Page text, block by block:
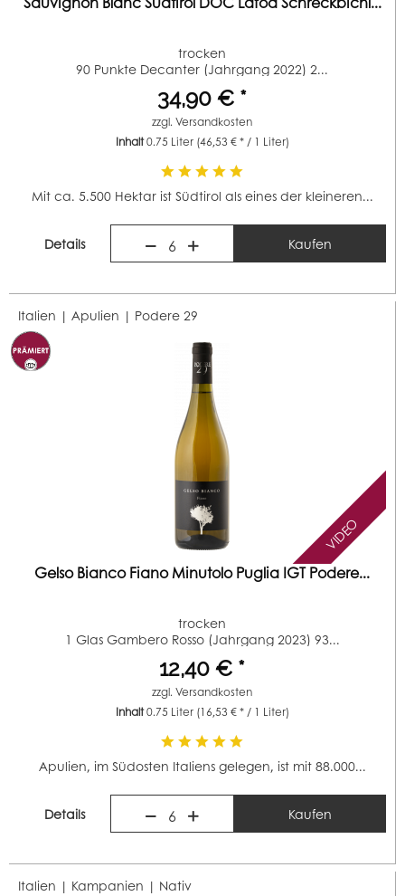
trocken
90 Punkte Decanter (Jahrgang 2022) 2...
34,90 € *
zzgl.Versandkosten
Inhalt0.75 Liter (46,53 € * / 1 Liter)
Mit ca. 5.500 Hektar ist Südtirol als eines der kleineren...
Details 6 Kaufen
Italien | Apulien | Podere 29
VIDEO
Gelso Bianco Fiano Minutolo Puglia IGT Podere...
trocken
1 Glas Gambero Rosso (Jahrgang 2023) 93...
12,40 € *
zzgl.Versandkosten
Inhalt0.75 Liter (16,53 € * / 1 Liter)
Apulien, im Südosten Italiens gelegen, ist mit 88.000...
Details 6 Kaufen
Italien | Kampanien | Nativ